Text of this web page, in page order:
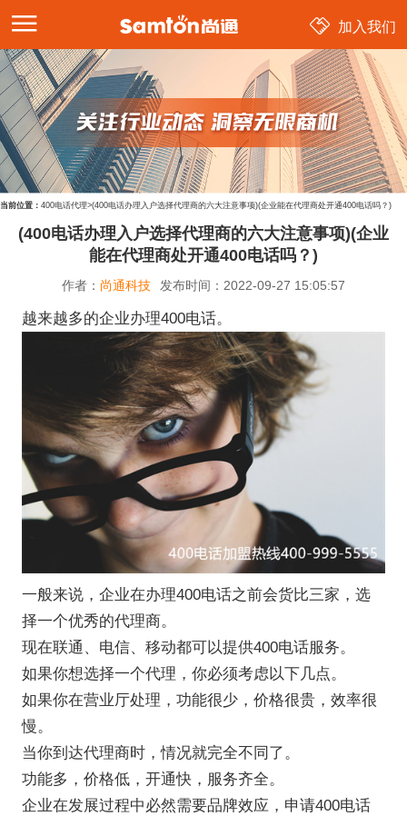
加入我们
当前位置： 400电话代理>(400电话办理入户选择代理商的六大注意事项)(企业能在代理商处开通400电话吗？)
(400电话办理入户选择代理商的六大注意事项)(企业
能在代理商处开通400电话吗？)
作者： 尚通科技 发布时间： 2022-09-27 15:05:57
越来越多的企业办理400电话。
一般来说，企业在办理400电话之前会货比三家，选
择一个优秀的代理商。
现在联通、电信、移动都可以提供400电话服务。
如果你想选择一个代理，你必须考虑以下几点。
如果你在营业厅处理，功能很少，价格很贵，效率很
慢。
当你到达代理商时，情况就完全不同了。
功能多，价格低，开通快，服务齐全。
企业在发展过程中必然需要品牌效应，申请400电话